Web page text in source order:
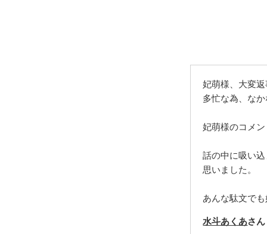
妃萌様、大変
多忙な為、な
妃萌様のコメ
話の中に吸い
思いました。
あんな駄文で
水斗あくあさん